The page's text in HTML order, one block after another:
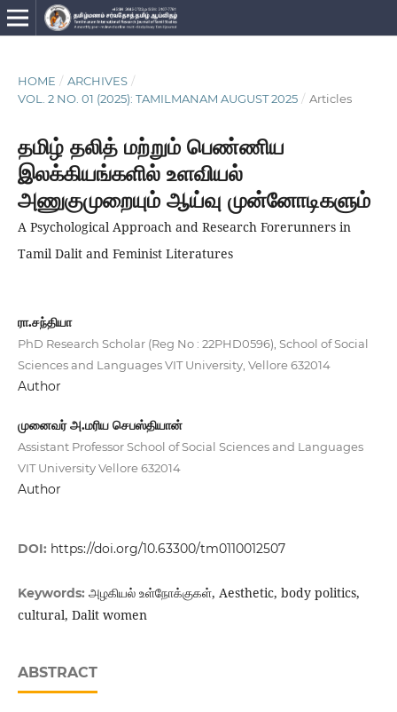
HOME / ARCHIVES /
VOL. 2 NO. 01 (2025): TAMILMANAM AUGUST 2025 / Articles
தமிழ் தலித் மற்றும் பெண்ணிய
இலக்கியங்களில் உளவியல்
அணுகுமுறையும் ஆய்வு முன்னோடிகளும்
A Psychological Approach and Research Forerunners in
Tamil Dalit and Feminist Literatures
ரா.சந்தியா
PhD Research Scholar (Reg No : 22PHD0596), School of Social
Sciences and Languages VIT University, Vellore 632014
Author
முனைவர் அ.மரிய செபஸ்தியான்
Assistant Professor School of Social Sciences and Languages
VIT University Vellore 632014
Author
DOI: https://doi.org/10.63300/tm0110012507
Keywords: அழகியல் உள்நோக்குகள், Aesthetic, body politics,
cultural, Dalit women
ABSTRACT